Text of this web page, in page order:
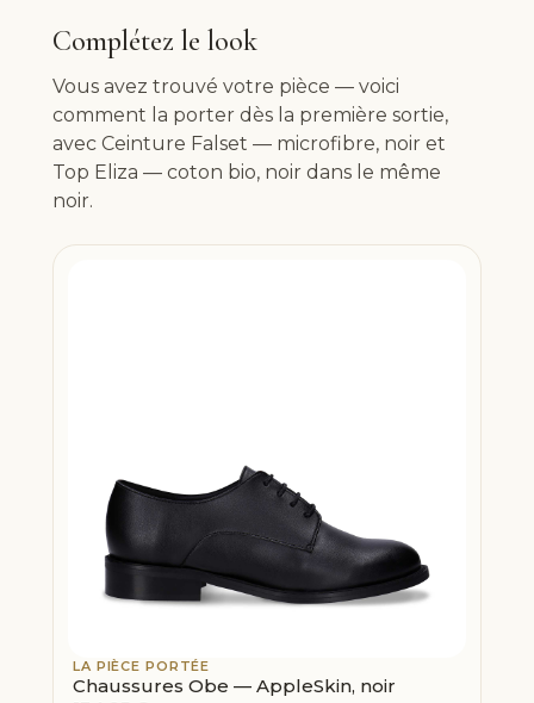
Complétez le look
Vous avez trouvé votre pièce — voici
comment la porter dès la première sortie,
avec Ceinture Falset — microfibre, noir et
Top Eliza — coton bio, noir dans le même
noir.
LA PIÈCE PORTÉE
Chaussures Obe — AppleSkin, noir